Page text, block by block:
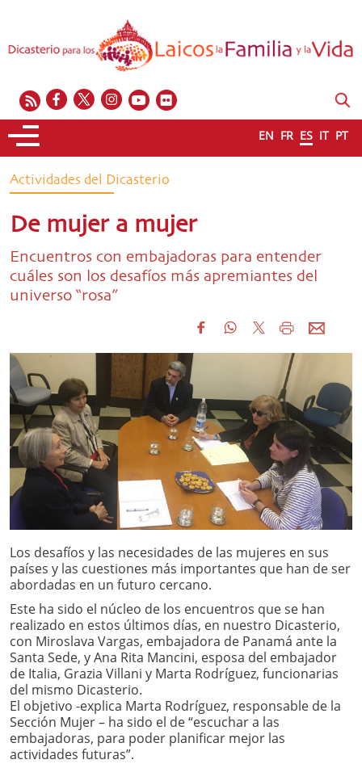
EN FR ES IT PT
Actividades del Dicasterio
De mujer a mujer
Encuentros con embajadoras para entender
cuáles son los desafíos más apremiantes del
universo “rosa”
Los desafíos y las necesidades de las mujeres en sus
países y las cuestiones más importantes que han de ser
abordadas en un futuro cercano.
Este ha sido el núcleo de los encuentros que se han
realizado en estos últimos días, en nuestro Dicasterio,
con Miroslava Vargas, embajadora de Panamá ante la
Santa Sede, y Ana Rita Mancini, esposa del embajador
de Italia, Grazia Villani y Marta Rodríguez, funcionarias
del mismo Dicasterio.
El objetivo -explica Marta Rodríguez, responsable de la
Sección Mujer – ha sido el de “escuchar a las
embajadoras, para poder planificar mejor las
actividades futuras”.